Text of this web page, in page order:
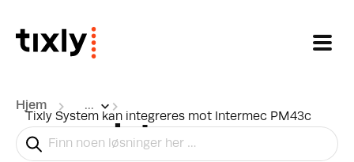
Hjem ...
Intermec
Tixly System kan integreres mot Intermec PM43c
(nå Honeywell).
https://www.honeywellaidc.com/products/printers/